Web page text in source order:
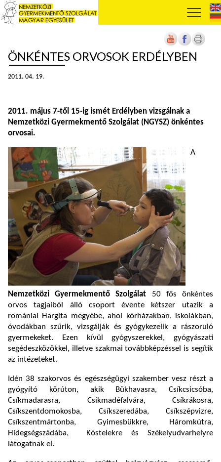
ÖNKÉNTES ORVOSOK ERDÉLYBEN
2011. 04. 19.
2011. május 7-től 15-ig ismét Erdélyben vizsgálnak a
Nemzetközi Gyermekmentő Szolgálat (NGYSZ) önkéntes
orvosai.
A
Nemzetközi Gyermekmentő Szolgálat 50 fős önkéntes
orvos tagjaiból álló csoport évente kétszer utazik a
romániai Hargita megyébe, ahol kórházakban, iskolákban,
óvodákban szűrik, vizsgálják és gyógykezelik a rászoruló
gyermekeket. Ezen kívül gyógyszerekkel, gyógyászati
segédeszközökkel, illetve szakmai továbbképzéssel is segítik
az intézeteket.
Idén 38 szakorvos és egészségügyi szakember vesz részt a
gyógyító körúton, akik Bükhavasra, Csíkcsicsóba,
Csíkmadarasra, Csíkmadéfalvára, Csíkrákosra,
Csíkszentdomokosba, Csíkszeredába, Csíkszépvizre,
Csíkszentmártonba, Gyimesbükkre, Háromkútra,
Hidegségszádába, Kóstelekre és Székelyudvarhelyre
látogatnak el.